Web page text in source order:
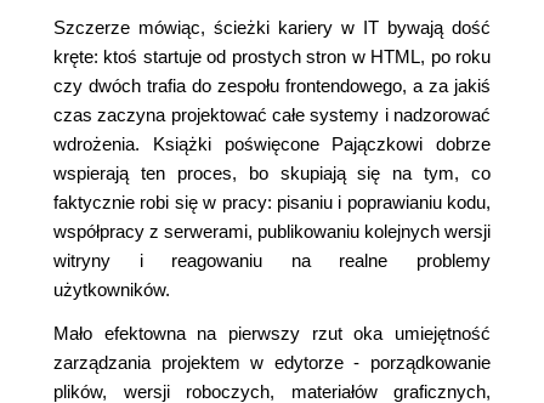
Szczerze mówiąc, ścieżki kariery w IT bywają dość
kręte: ktoś startuje od prostych stron w HTML, po roku
czy dwóch trafia do zespołu frontendowego, a za jakiś
czas zaczyna projektować całe systemy i nadzorować
wdrożenia. Książki poświęcone Pajączkowi dobrze
wspierają ten proces, bo skupiają się na tym, co
faktycznie robi się w pracy: pisaniu i poprawianiu kodu,
współpracy z serwerami, publikowaniu kolejnych wersji
witryny i reagowaniu na realne problemy
użytkowników.
Mało efektowna na pierwszy rzut oka umiejętność
zarządzania projektem w edytorze - porządkowanie
plików, wersji roboczych, materiałów graficznych,